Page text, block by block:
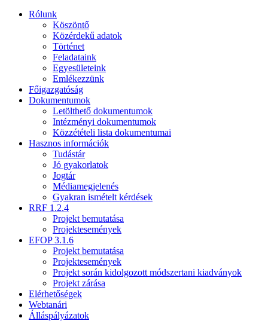
Rólunk
Köszöntő
Közérdekű adatok
Történet
Feladataink
Egyesületeink
Emlékezzünk
Főigazgatóság
Dokumentumok
Letölthető dokumentumok
Intézményi dokumentumok
Közzétételi lista dokumentumai
Hasznos információk
Tudástár
Jó gyakorlatok
Jogtár
Médiamegjelenés
Gyakran ismételt kérdések
RRF 1.2.4
Projekt bemutatása
Projektesemények
EFOP 3.1.6
Projekt bemutatása
Projektesemények
Projekt során kidolgozott módszertani kiadványok
Projekt zárása
Elérhetőségek
Webtanári
Álláspályázatok